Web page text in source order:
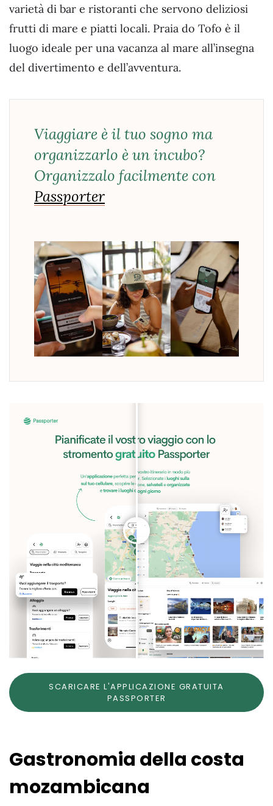
varietà di bar e ristoranti che servono deliziosi
frutti di mare e piatti locali. Praia do Tofo è il
luogo ideale per una vacanza al mare all’insegna
del divertimento e dell’avventura.
Viaggiare è il tuo sogno ma
organizzarlo è un incubo?
Organizzalo facilmente con
Passporter
SCARICARE L'APPLICAZIONE GRATUITA
PASSPORTER
Gastronomia della costa
mozambicana